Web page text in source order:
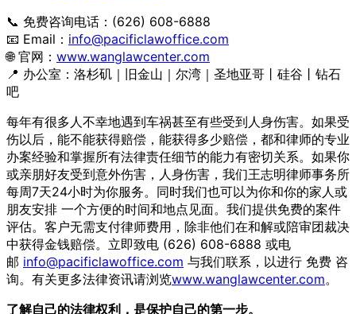
📞 免费咨询电话：(626) 608-6888
📧 Email： info@pacificlawoffice.com
🌐 官网： www.wanglawcenter.com
📍 办公室：洛杉矶｜旧金山｜尔湾｜圣地亚哥丨硅谷丨钻石
吧
每年有很多人不幸地遇到车祸甚至有些受到人身伤害。 如果受
伤以后，能不能获得赔偿，能获得多少赔偿， 都和律师的专业
办案经验和掌握所有法律责任细节的能力有密切关系。如果你
或亲朋好友受到意外伤害，人身伤害， 我们王志明律师事务所
每周7天24小时为你服务。 同时我们也可以为你和你的家人或
朋友安排 一个方便的时间和地点见面。我们提供免费的案件
评估。 客户无需支付律师费用， 除非他们在和解或陪审团裁决
中获得金钱赔偿。立即致电 (626) 608-6888 或电
邮 info@pacificlawoffice.com 与我们联系，以进行 免费 咨
询。有关更多法律资讯请浏览www.wanglawcenter.com。
了解自己的法律权利，是保护自己的第一步。